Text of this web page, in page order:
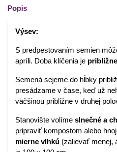
Popis
Výsev:
S predpestovaním semien
apríli. Doba klíčenia je
Semená sejeme do hĺbky
presádzame v čase, keď už
väčšinou približne v druhej
Stanovište volíme slnečné a
pripraviť kompostom alebo
mierne vlhkú (zalievať menej,